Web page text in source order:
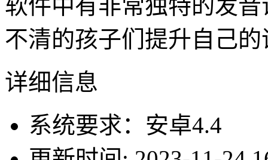
软件中有非常独特的发
不清的孩子们提升自己
详细信息
系统要求：安卓4.4